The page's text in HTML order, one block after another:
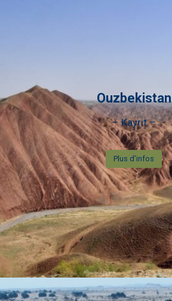
Ouzbekistan
– Kayrit –
Plus d’infos